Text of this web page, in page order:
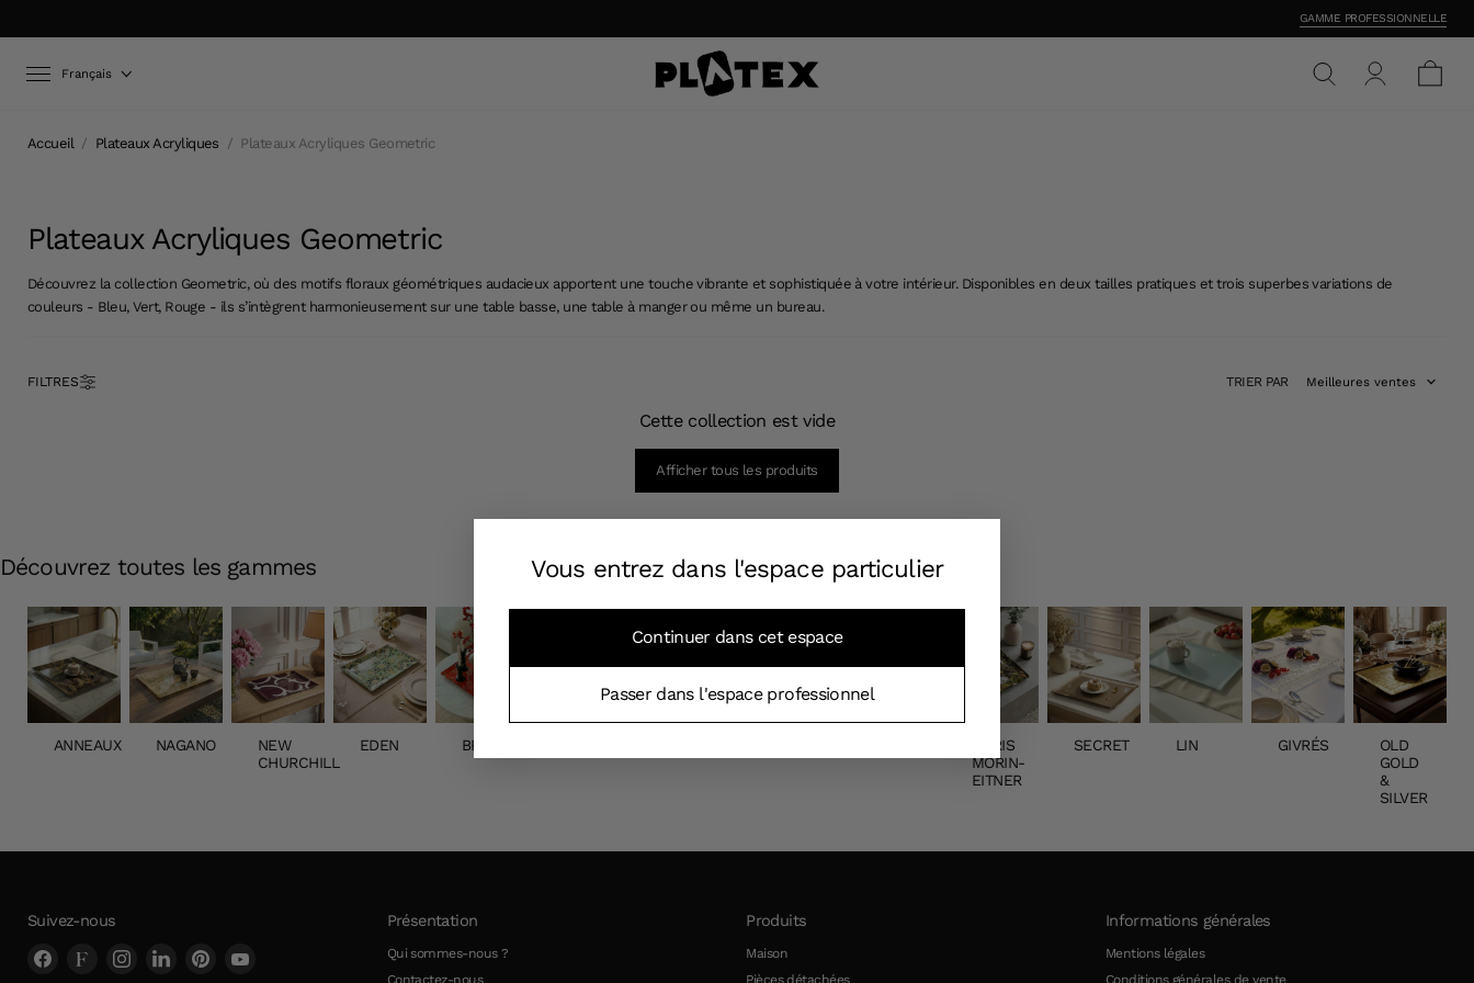
GAMME PROFESSIONNELLE
Langue
Français
Vous entrez dans l'espace particulier
Continuer dans cet espace
Passer dans l'espace professionnel
Accueil / Plateaux Acryliques / Plateaux Acryliques Geometric
Plateaux Acryliques Geometric
Découvrez la collection Geometric, où des motifs floraux géométriques audacieux apportent une touche vibrante et sophistiquée à votre intérieur. Disponibles en deux tailles pratiques et trois superbes variations de
couleurs - Bleu, Vert, Rouge - ils s’intègrent harmonieusement sur une table basse, une table à manger ou même un bureau.
FILTRES TRIER PAR
Cette collection est vide
Afficher tous les produits
Découvrez toutes les gammes
ANNEAUX NAGANO
NEW
CHURCHILL
EDEN BRASERO
CHRIS
MORIN-
EITNER
SECRET LIN GIVRÉS
OLD
GOLD
&
SILVER
Suivez-nous
Trouvez- Trouvez- Trouvez- Trouvez- Trouvez-
Présentation
Qui sommes-nous ?
Contactez-nous
Produits
Maison
Pièces détachées
Informations générales
Mentions légales
Conditions générales de vente